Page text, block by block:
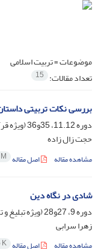
موضوعات =تربیت اسلامی
تعداد مقالات: 15
بررسی نکات تربیتی
دوره 11.12، 35و36 (ویژه قرآن و عهدین)، فروردین 1395، صفحه
حجت زال زاده
مشاهده مقاله اصل مقاله
شادی در نگاه دین
دوره 9، 27و28 (ویژه تبلیغ و تربیت)، تیر 1389، صفحه
زهرا سرابی
مشاهده مقاله اصل مقاله